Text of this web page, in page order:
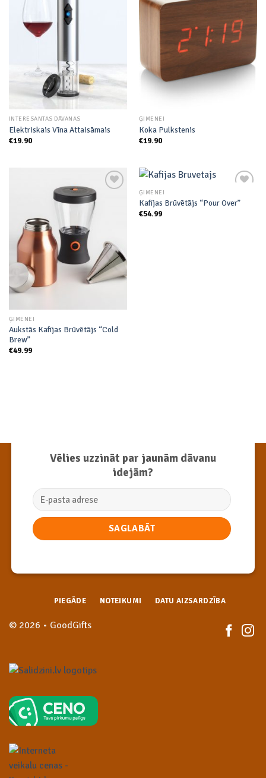
INTERESANTAS DĀVANAS
Elektriskais Vīna Attaisāmais
€19.90
Add to
wishlist
ĢIMENEI
Koka Pulkstenis
€19.90
ĢIMENEI
Aukstās Kafijas Brūvētājs “Cold
Brew”
€49.99
ĢIMENEI
Kafijas Brūvētājs “Pour Over”
€54.99
Vēlies uzzināt par jaunām dāvanu
idejām?
© 2026 • GoodGifts
PIEGĀDE NOTEIKUMI DATU AIZSARDZĪBA